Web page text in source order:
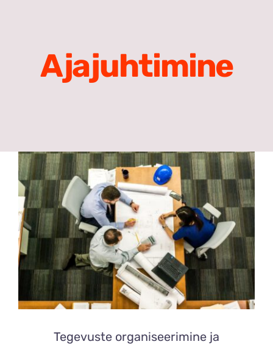
Ajajuhtimine
Tegevuste organiseerimine ja